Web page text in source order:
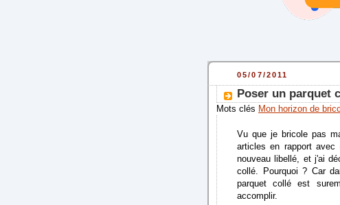
05/07/2011
Poser un parquet
Mots clés Mon horizon de
Vu que je bricole pas
articles en rapport
nouveau libellé, et j'ai
collé. Pourquoi ? Car
parquet collé est
accomplir.